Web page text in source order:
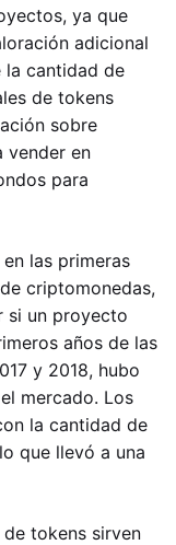
ya que
adicional
la cantidad de
de tokens
sobre
vender en
para
las primeras
criptomonedas,
si un proyecto
años de las
y 2018, hubo
mercado. Los
la cantidad de
que llevó a una
tokens sirven